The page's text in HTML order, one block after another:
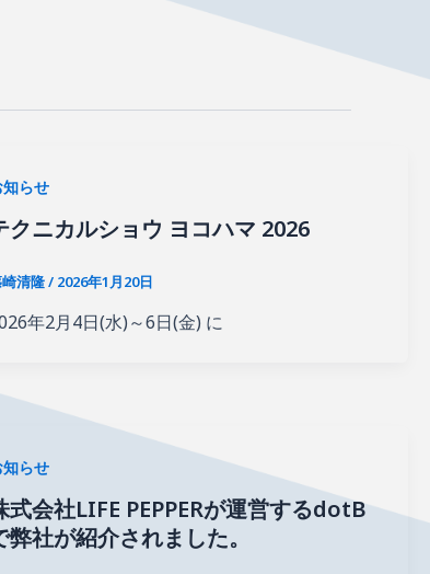
知らせ
クニカルショウ ヨコハマ 2026
清隆/ 2026年1月20日
年2月4日(水)～6日(金) に
知らせ
式会社LIFE PEPPERが運営するdotB
弊社が紹介されました。